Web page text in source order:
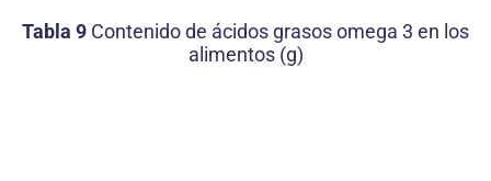
Tabla 9 Contenido de ácidos grasos omega 3 en los
alimentos (g)